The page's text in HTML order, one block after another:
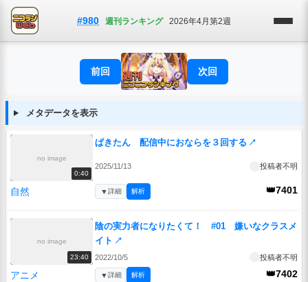
#980 週刊ランキング 2026年4月第2週
前回 次回
メタデータを表示
no image
0:40
ぱきたん 配信中におならを３回する ↗
2025/11/13 投稿者不明
自然 👑7401
▼詳細 解析
no image
23:40
陰の実力者になりたくて！ #01 嫌いなクラスメ
イト ↗
2022/10/5 投稿者不明
アニメ 👑7402
▼詳細 解析